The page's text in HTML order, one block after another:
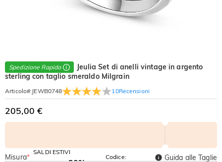
Spedizione Rapida
Jeulia Set di anelli vintage in argento
sterling con taglio smeraldo Milgrain
Articolo#: JEWB0748 10Recensioni
205,00 €
SALDI ESTIVI
Codice:
Misura*
Guida alle Taglie